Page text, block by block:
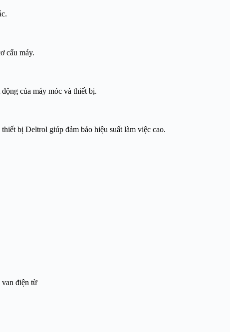
cấu máy.
của máy móc và thiết bị.
bị Deltrol giúp đảm bảo hiệu suất làm việc cao.
điện từ